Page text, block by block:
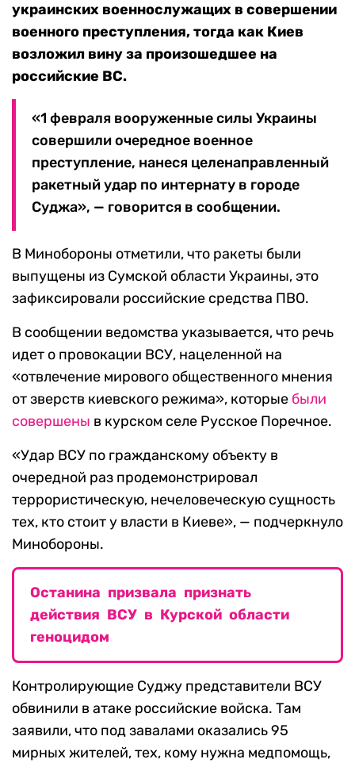
украинских военнослужащих в совершении
военного преступления, тогда как Киев
возложил вину за произошедшее на
российские ВС.
«1 февраля вооруженные силы Украины
совершили очередное военное
преступление, нанеся целенаправленный
ракетный удар по интернату в городе
Суджа», — говорится в сообщении.
В Минобороны отметили, что ракеты были
выпущены из Сумской области Украины, это
зафиксировали российские средства ПВО.
В сообщении ведомства указывается, что речь
идет о провокации ВСУ, нацеленной на
«отвлечение мирового общественного мнения
от зверств киевского режима», которые были
совершены в курском селе Русское Поречное.
«Удар ВСУ по гражданскому объекту в
очередной раз продемонстрировал
террористическую, нечеловеческую сущность
тех, кто стоит у власти в Киеве», — подчеркнуло
Минобороны.
Останина призвала признать
действия ВСУ в Курской области
геноцидом
Контролирующие Суджу представители ВСУ
обвинили в атаке российские войска. Там
заявили, что под завалами оказались 95
мирных жителей, тех, кому нужна медпомощь,